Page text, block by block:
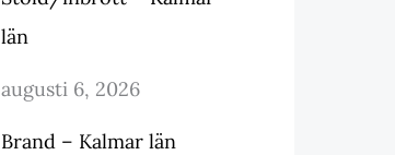
län
augusti 6, 2026
Brand – Kalmar län